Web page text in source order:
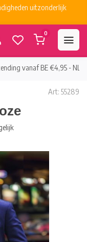
uitzonderlijk
0
vanaf BE €4,95 - NL
Art: 55289